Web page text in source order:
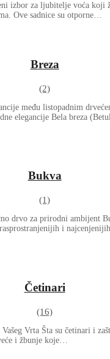
izbor za ljubitelje voća koji
Ove sadnice su otporne…
Breza
(2)
među listopadnim
elegancije Bela breza
Bukva
(1)
drvo za prirodni ambijent
i
Četinari
(16)
Vrta Šta su četinari i
i žbunje koje…